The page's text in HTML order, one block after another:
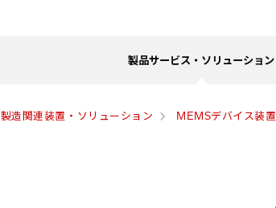
製品サービス・ソリューション
製造関連装置・ソリューション MEMSデバイス装置